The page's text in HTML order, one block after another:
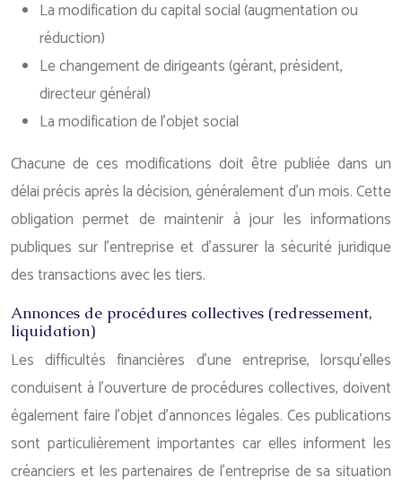
La modification du capital social (augmentation ou
réduction)
Le changement de dirigeants (gérant, président,
directeur général)
La modification de l’objet social
Chacune de ces modifications doit être publiée dans un
délai précis après la décision, généralement d’un mois. Cette
obligation permet de maintenir à jour les informations
publiques sur l’entreprise et d’assurer la sécurité juridique
des transactions avec les tiers.
Annonces de procédures collectives (redressement,
liquidation)
Les difficultés financières d’une entreprise, lorsqu’elles
conduisent à l’ouverture de procédures collectives, doivent
également faire l’objet d’annonces légales. Ces publications
sont particulièrement importantes car elles informent les
créanciers et les partenaires de l’entreprise de sa situation